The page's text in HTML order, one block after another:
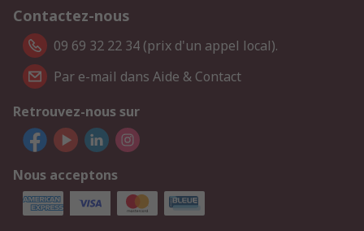
Contactez-nous
09 69 32 22 34 (prix d'un appel local).
Par e-mail dans Aide & Contact
Retrouvez-nous sur
Nous acceptons